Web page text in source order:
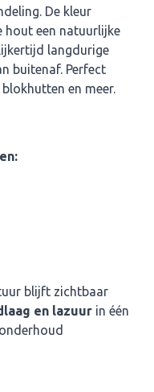
De kleur
hout een natuurlijke
langdurige
buitenaf. Perfect
en meer.
blijft zichtbaar
en lazuurin één